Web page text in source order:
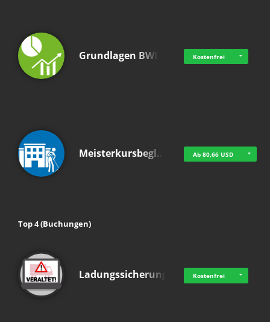
Grundlagen BWL Kostenfrei
Meisterkursbegl… Ab 80,66 USD
Top 4 (Buchungen)
Ladungssicherung Kostenfrei